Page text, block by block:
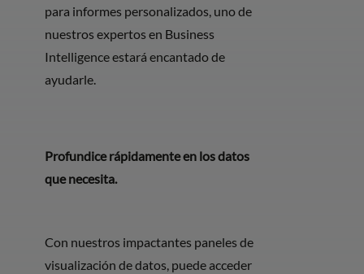
para informes personalizados, uno de
nuestros expertos en Business
Intelligence estará encantado de
ayudarle.
Profundice rápidamente en los datos
que necesita.
Con nuestros impactantes paneles de
visualización de datos, puede acceder